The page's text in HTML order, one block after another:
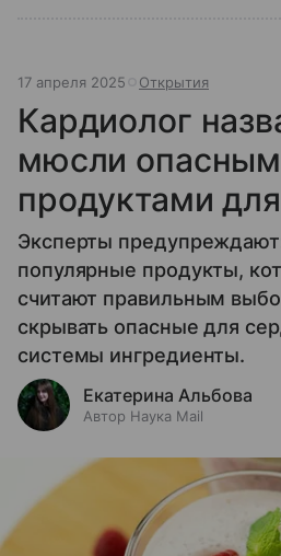
17 апреля 2025 Открытия
Кардиолог
мюсли
продуктами
Эксперты
популярные продукты,
считают правильным
скрывать опасные для
системы ингредиенты.
Екатерина Альбова
Автор Наука Mail